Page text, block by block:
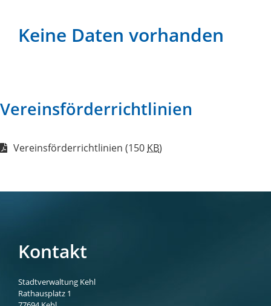
Keine Daten vorhanden
Vereinsförderrichtlinien
Vereinsförderrichtlinien (150 KB)
Kontakt
Stadtverwaltung Kehl
Rathausplatz 1